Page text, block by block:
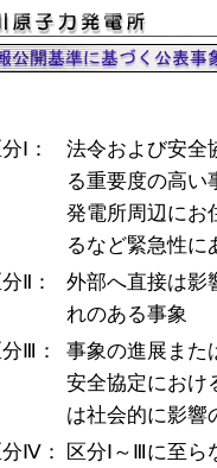
Ⅰ：
法令および安全
る重要度の高い
発電所周辺にお
るなど緊急性に
Ⅱ：
外部へ直接は影
れのある事象
Ⅲ：
事象の進展また
安全協定におけ
は社会的に影響
分Ⅳ：
区分Ⅰ～Ⅲに至